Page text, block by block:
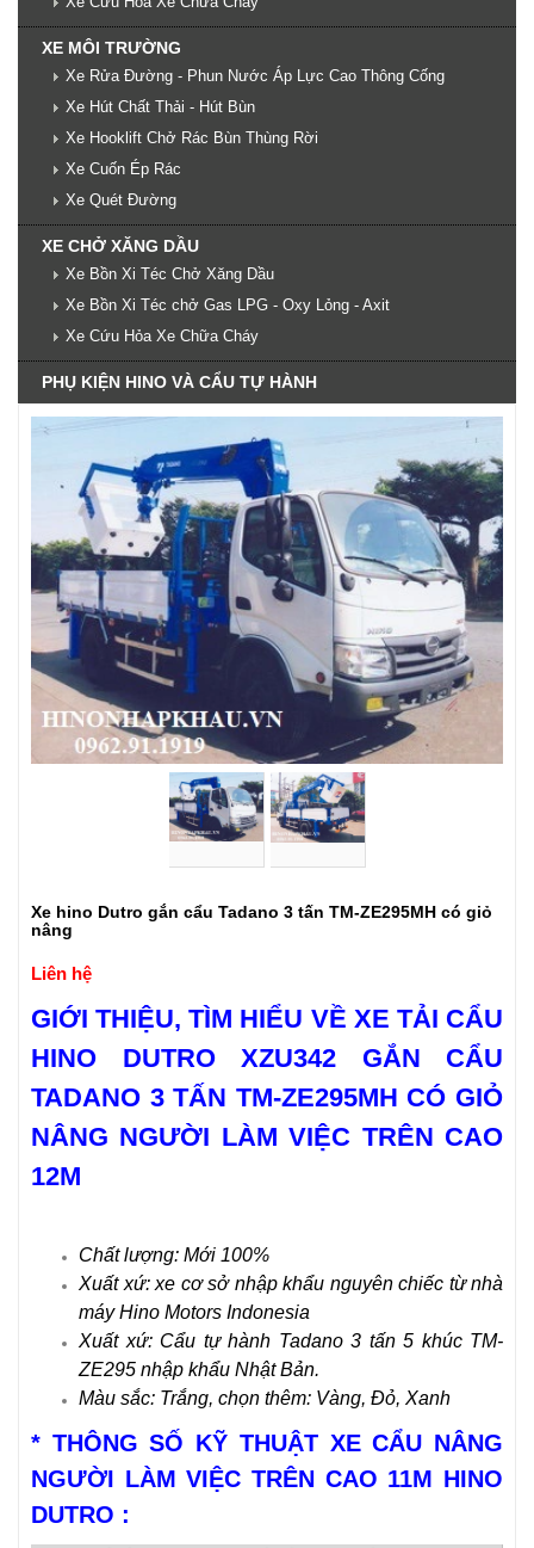
XE MÔI TRƯỜNG
Xe Rửa Đường - Phun Nước Áp Lực Cao Thông Cống
Xe Hút Chất Thải - Hút Bùn
Xe Hooklift Chở Rác Bùn Thùng Rời
Xe Cuốn Ép Rác
Xe Quét Đường
XE CHỞ XĂNG DẦU
Xe Bồn Xi Téc Chở Xăng Dầu
Xe Bồn Xi Téc chở Gas LPG - Oxy Lỏng - Axit
Xe Cứu Hỏa Xe Chữa Cháy
PHỤ KIỆN HINO VÀ CẨU TỰ HÀNH
Xe hino Dutro gắn cẩu Tadano 3 tấn TM-ZE295MH có giỏ
nâng
Liên hệ
GIỚI THIỆU, TÌM HIỂU VỀ XE TẢI CẨU
HINO DUTRO XZU342 GẮN CẨU
TADANO 3 TẤN TM-ZE295MH CÓ GIỎ
NÂNG NGƯỜI LÀM VIỆC TRÊN CAO
12M
Chất lượng: Mới 100%
Xuất xứ: xe cơ sở nhập khẩu nguyên chiếc từ nhà
máy Hino Motors Indonesia
Xuất xứ: Cẩu tự hành Tadano 3 tấn 5 khúc TM-
ZE295 nhập khẩu Nhật Bản.
Màu sắc: Trắng, chọn thêm: Vàng, Đỏ, Xanh
* THÔNG SỐ KỸ THUẬT XE CẨU NÂNG
NGƯỜI LÀM VIỆC TRÊN CAO 11M HINO
DUTRO :